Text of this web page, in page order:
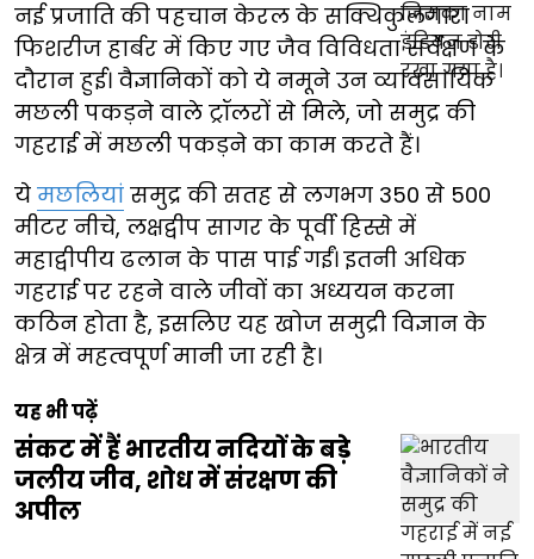
नई प्रजाति की पहचान केरल के सक्थिकुलंगारा
फिशरीज हार्बर में किए गए जैव विविधता सर्वेक्षण के
दौरान हुई। वैज्ञानिकों को ये नमूने उन व्यावसायिक
मछली पकड़ने वाले ट्रॉलरों से मिले, जो समुद्र की
गहराई में मछली पकड़ने का काम करते हैं।
ये मछलियां समुद्र की सतह से लगभग 350 से 500
मीटर नीचे, लक्षद्वीप सागर के पूर्वी हिस्से में
महाद्वीपीय ढलान के पास पाई गईं। इतनी अधिक
गहराई पर रहने वाले जीवों का अध्ययन करना
कठिन होता है, इसलिए यह खोज समुद्री विज्ञान के
क्षेत्र में महत्वपूर्ण मानी जा रही है।
यह भी पढ़ें
संकट में हैं भारतीय नदियों के बड़े
जलीय जीव, शोध में संरक्षण की
अपील